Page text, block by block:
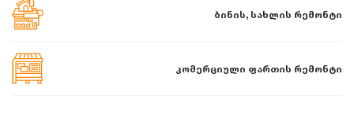
ბინის, სახლის რემონტი
კომერციული ფართის რემონტი